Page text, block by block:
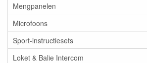
Mengpanelen
Microfoons
Sport-instructiesets
Loket & Balie Intercom